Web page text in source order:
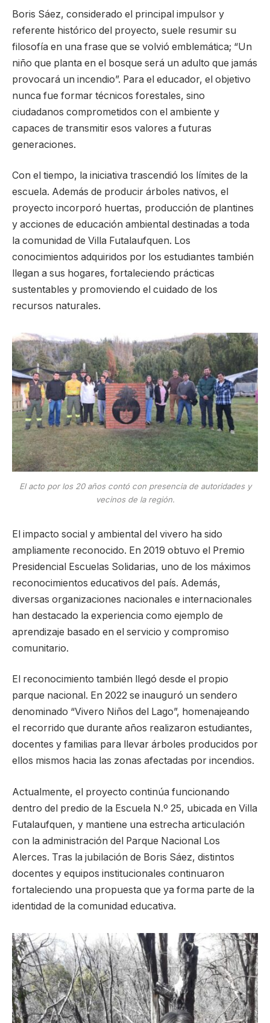
Boris Sáez, considerado el principal impulsor y
referente histórico del proyecto, suele resumir su
filosofía en una frase que se volvió emblemática; “Un
niño que planta en el bosque será un adulto que jamás
provocará un incendio”. Para el educador, el objetivo
nunca fue formar técnicos forestales, sino
ciudadanos comprometidos con el ambiente y
capaces de transmitir esos valores a futuras
generaciones.
Con el tiempo, la iniciativa trascendió los límites de la
escuela. Además de producir árboles nativos, el
proyecto incorporó huertas, producción de plantines
y acciones de educación ambiental destinadas a toda
la comunidad de Villa Futalaufquen. Los
conocimientos adquiridos por los estudiantes también
llegan a sus hogares, fortaleciendo prácticas
sustentables y promoviendo el cuidado de los
recursos naturales.
El acto por los 20 años contó con presencia de autoridades y
vecinos de la región.
El impacto social y ambiental del vivero ha sido
ampliamente reconocido. En 2019 obtuvo el Premio
Presidencial Escuelas Solidarias, uno de los máximos
reconocimientos educativos del país. Además,
diversas organizaciones nacionales e internacionales
han destacado la experiencia como ejemplo de
aprendizaje basado en el servicio y compromiso
comunitario.
El reconocimiento también llegó desde el propio
parque nacional. En 2022 se inauguró un sendero
denominado “Vivero Niños del Lago”, homenajeando
el recorrido que durante años realizaron estudiantes,
docentes y familias para llevar árboles producidos por
ellos mismos hacia las zonas afectadas por incendios.
Actualmente, el proyecto continúa funcionando
dentro del predio de la Escuela N.º 25, ubicada en Villa
Futalaufquen, y mantiene una estrecha articulación
con la administración del Parque Nacional Los
Alerces. Tras la jubilación de Boris Sáez, distintos
docentes y equipos institucionales continuaron
fortaleciendo una propuesta que ya forma parte de la
identidad de la comunidad educativa.